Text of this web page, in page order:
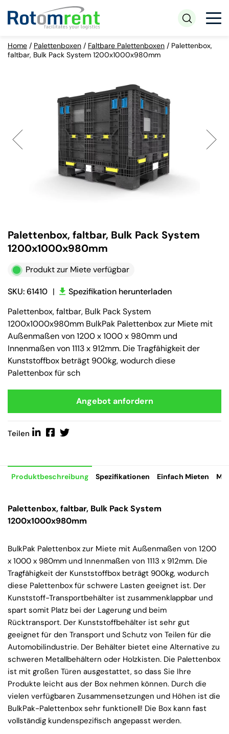
Home / Palettenboxen / Faltbare Palettenboxen / Palettenbox,
faltbar, Bulk Pack System 1200x1000x980mm
Palettenbox, faltbar, Bulk Pack System
1200x1000x980mm
Produkt zur Miete verfügbar
SKU: 61410 |
Spezifikation herunterladen
Palettenbox, faltbar, Bulk Pack System
1200x1000x980mm BulkPak Palettenbox zur Miete mit
Außenmaßen von 1200 x 1000 x 980mm und
Innenmaßen von 1113 x 912mm. Die Tragfähigkeit der
Kunststoffbox beträgt 900kg, wodurch diese
Palettenbox für sch
Angebot anfordern
Teilen
Produktbeschreibung Spezifikationen Einfach Mieten
Palettenbox, faltbar, Bulk Pack System
1200x1000x980mm
BulkPak Palettenbox zur Miete mit Außenmaßen von 1200
x 1000 x 980mm und Innenmaßen von 1113 x 912mm. Die
Tragfähigkeit der Kunststoffbox beträgt 900kg, wodurch
diese Palettenbox für schwere Lasten geeignet ist. Der
Kunststoff-Transportbehälter ist zusammenklappbar und
spart somit Platz bei der Lagerung und beim
Rücktransport. Der Kunststoffbehälter ist sehr gut
geeignet für den Transport und Schutz von Teilen für die
Automobilindustrie. Der Behälter bietet eine Alternative zu
schweren Metallbehältern oder Holzkisten. Die Palettenbox
ist mit großen Türen ausgestattet, so dass Sie Ihre
Produkte leicht aus der Box nehmen können. Durch die
vielen verfügbaren Zusammensetzungen und Höhen ist die
BulkPak-Palettenbox sehr funktionell! Die Box kann fast
vollständig kundenspezifisch angepasst werden.